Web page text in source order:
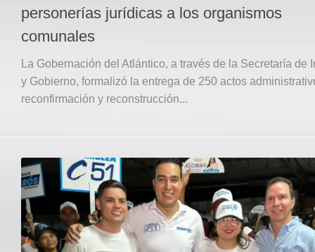
Registro ISSN: 2711-3299
personerías jurídicas a los organismos
comunales
La Gobernación del Atlántico, a través de la Secretaría de
y Gobierno, formalizó la entrega de 250 actos
reconfirmación y reconstrucción...